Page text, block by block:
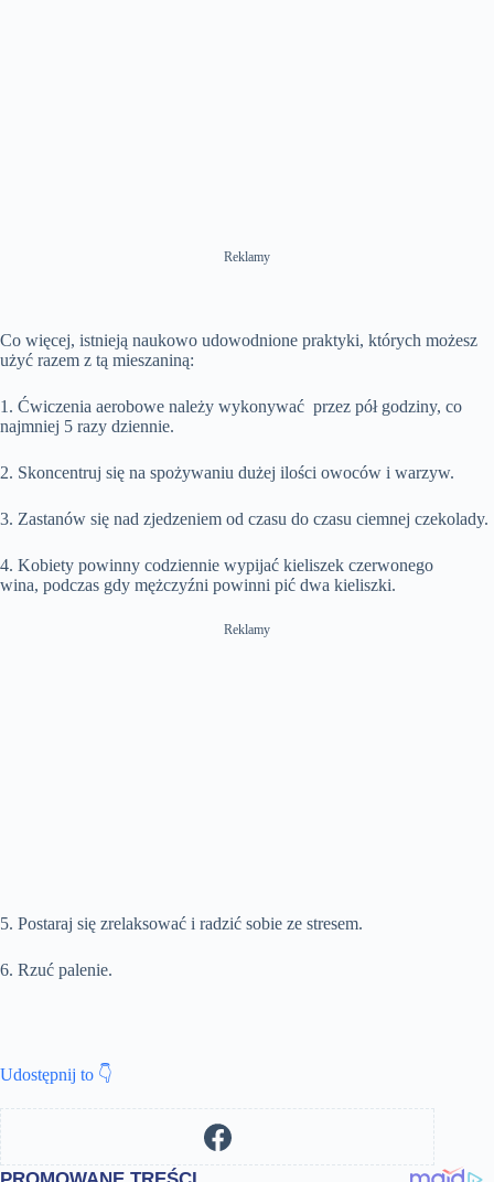
Reklamy
Co więcej, istnieją naukowo udowodnione praktyki, których możesz
użyć razem z tą mieszaniną:
1. Ćwiczenia aerobowe należy wykonywać przez pół godziny, co
najmniej 5 razy dziennie.
2. Skoncentruj się na spożywaniu dużej ilości owoców i warzyw.
3. Zastanów się nad zjedzeniem od czasu do czasu ciemnej czekolady.
4. Kobiety powinny codziennie wypijać kieliszek czerwonego
wina, podczas gdy mężczyźni powinni pić dwa kieliszki.
Reklamy
5. Postaraj się zrelaksować i radzić sobie ze stresem.
6. Rzuć palenie.
Udostępnij to 👇